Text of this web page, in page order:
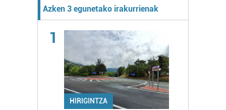
Azken 3 egunetako irakurrienak
1
HIRIGINTZA